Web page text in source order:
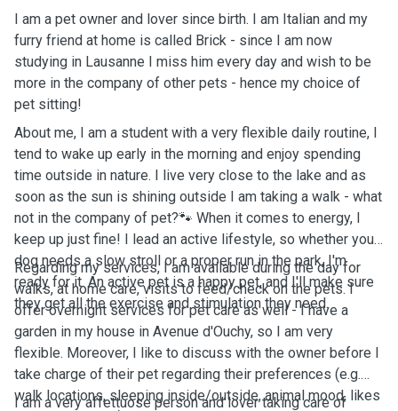
I am a pet owner and lover since birth. I am Italian and my
furry friend at home is called Brick - since I am now
studying in Lausanne I miss him every day and wish to be
more in the company of other pets - hence my choice of
pet sitting!
About me, I am a student with a very flexible daily routine, I
tend to wake up early in the morning and enjoy spending
time outside in nature. I live very close to the lake and as
soon as the sun is shining outside I am taking a walk - what
not in the company of pet?🐾 When it comes to energy, I
keep up just fine! I lead an active lifestyle, so whether your
dog needs a slow stroll or a proper run in the park, I'm
ready for it. An active pet is a happy pet, and I'll make sure
they get all the exercise and stimulation they need.
Regarding my services, I am available during the day for
walks, at home care, visits to feed/check on the pets. I
offer overnight services for pet care as well - I have a
garden in my house in Avenue d'Ouchy, so I am very
flexible. Moreover, I like to discuss with the owner before I
take charge of their pet regarding their preferences (e.g.
walk locations, sleeping inside/outside, animal mood, likes
I am a very affettuose person and lover taking care of